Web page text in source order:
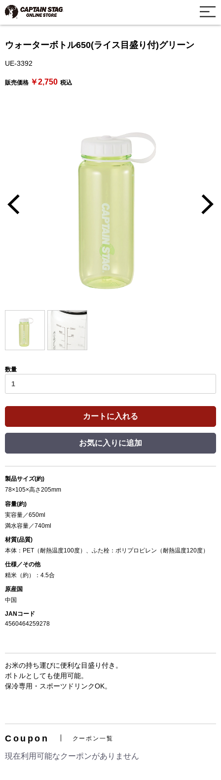
ウォーターボトル650(ライス目盛り付)グリーン
UE-3392
販売価格 ￥2,750 税込
数量
カートに入れる
お買い物を続ける
お気に入りに追加
製品サイズ(約)
78×105×高さ205mm
容量(約)
実容量／650ml
満水容量／740ml
材質(品質)
本体：PET（耐熱温度100度）、ふた栓：ポリプロピレン（耐熱温度120度）
仕様／その他
精米（約）：4.5合
原産国
中国
JANコード
4560464259278
お米の持ち運びに便利な目盛り付き。
ボトルとしても使用可能。
保冷専用・スポーツドリンクOK。
Coupon クーポン一覧
現在利用可能なクーポンがありません